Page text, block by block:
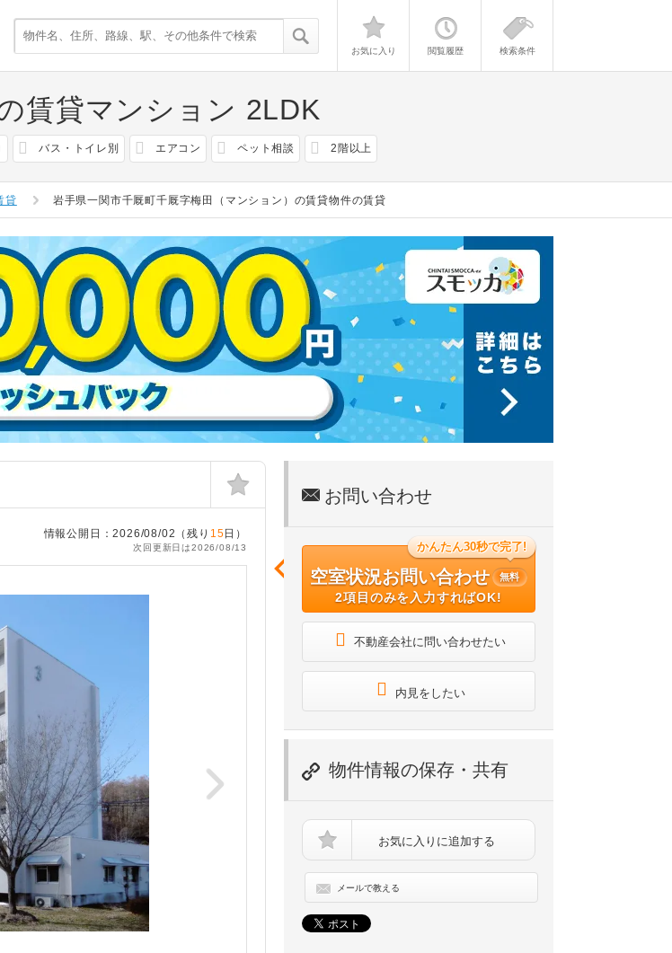
お気に入り 閲覧履歴 検索条件
賃貸マンション 2LDK
バス・トイレ別 エアコン ペット相談 2階以上
貸 岩手県一関市千厩町千厩字梅田（マンション）の賃貸物件の賃貸
情報公開日：2026/08/02（残り 15日）
次回更新日は2026/08/13
お問い合わせ
かんたん30秒で完了!
空室状況お問い合わせ 無料
2項目のみを入力すればOK!
不動産会社に問い合わせたい
内見をしたい
物件情報の保存・共有
お気に入りに追加する
メールで教える